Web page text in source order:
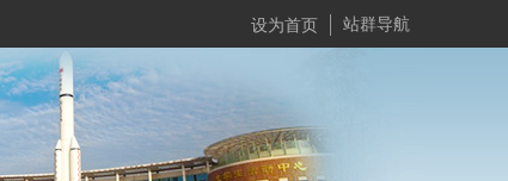
设为首页 站群导航